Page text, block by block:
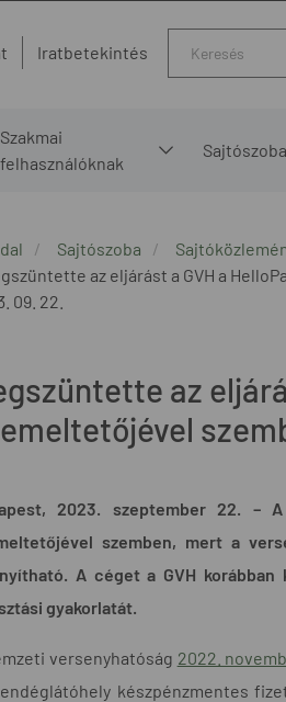
Iratbetekintés
Szakmai
felhasználóknak
Sajtószoba
Sajtószoba
az eljárást a GVH a
09. 22.
az
2023. szeptember 22. –
szemben, mert a
A céget a GVH
gyakorlatát.
versenyhatóság 2022.
készpénzmentes